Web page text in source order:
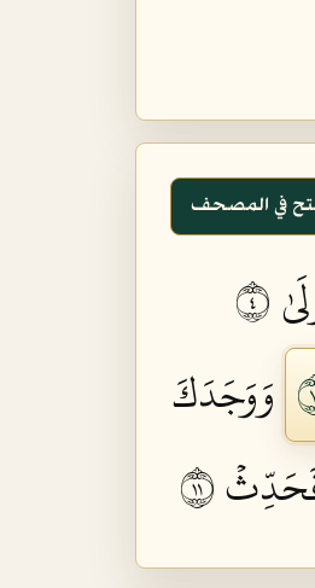
في المصحف
٤
وَوَجَدَكَ
١١